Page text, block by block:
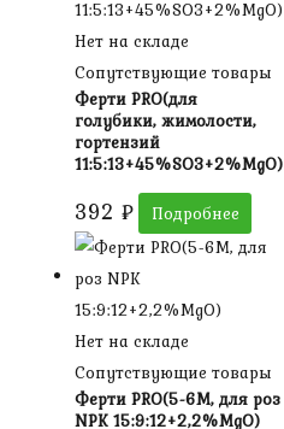
Нет на складе
Сопутствующие товары
Ферти PRO(для
голубики, жимолости,
гортензий
11:5:13+45%SO3+2%MgO)
392 ₽ Подробнее
Нет на складе
Сопутствующие товары
Ферти PRO(5-6М, для роз
NPK 15:9:12+2,2%МgO)